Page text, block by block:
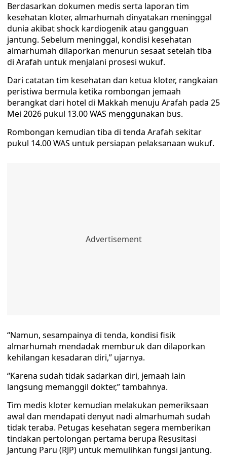
Berdasarkan dokumen medis serta laporan tim
kesehatan kloter, almarhumah dinyatakan meninggal
dunia akibat shock kardiogenik atau gangguan
jantung. Sebelum meninggal, kondisi kesehatan
almarhumah dilaporkan menurun sesaat setelah tiba
di Arafah untuk menjalani prosesi wukuf.
Dari catatan tim kesehatan dan ketua kloter, rangkaian
peristiwa bermula ketika rombongan jemaah
berangkat dari hotel di Makkah menuju Arafah pada 25
Mei 2026 pukul 13.00 WAS menggunakan bus.
Rombongan kemudian tiba di tenda Arafah sekitar
pukul 14.00 WAS untuk persiapan pelaksanaan wukuf.
“Namun, sesampainya di tenda, kondisi fisik
almarhumah mendadak memburuk dan dilaporkan
kehilangan kesadaran diri,” ujarnya.
“Karena sudah tidak sadarkan diri, jemaah lain
langsung memanggil dokter,” tambahnya.
Tim medis kloter kemudian melakukan pemeriksaan
awal dan mendapati denyut nadi almarhumah sudah
tidak teraba. Petugas kesehatan segera memberikan
tindakan pertolongan pertama berupa Resusitasi
Jantung Paru (RJP) untuk memulihkan fungsi jantung.